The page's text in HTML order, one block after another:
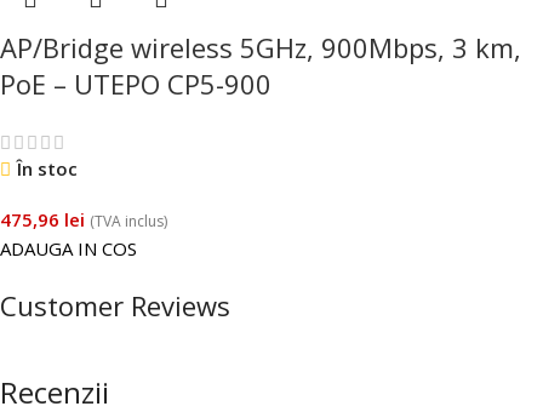
AP/Bridge wireless 5GHz, 900Mbps, 3 km,
PoE – UTEPO CP5-900
În stoc
475,96 lei (TVA inclus)
ADAUGA IN COS
Customer Reviews
Recenzii